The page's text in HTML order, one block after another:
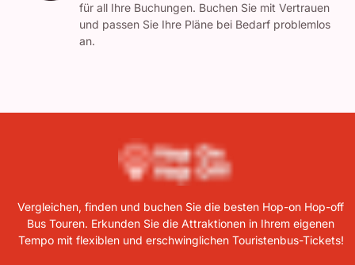
für all Ihre Buchungen. Buchen Sie mit Vertrauen
und passen Sie Ihre Pläne bei Bedarf problemlos
an.
Vergleichen, finden und buchen Sie die besten Hop-on Hop-off
Bus Touren. Erkunden Sie die Attraktionen in Ihrem eigenen
Tempo mit flexiblen und erschwinglichen Touristenbus-Tickets!